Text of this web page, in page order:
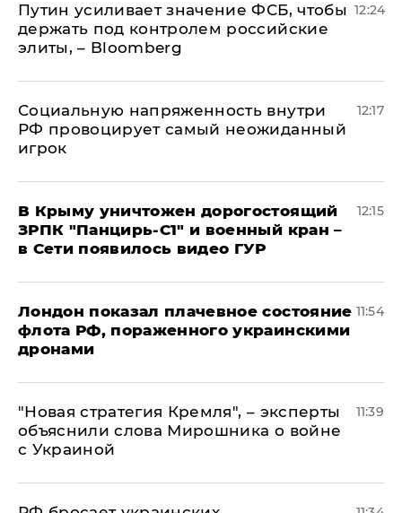
Путин усиливает значение ФСБ, чтобы
держать под контролем российские
элиты, – Bloomberg
12:24
Социальную напряженность внутри
РФ провоцирует самый неожиданный
игрок
12:17
В Крыму уничтожен дорогостоящий
ЗРПК "Панцирь-С1" и военный кран –
в Сети появилось видео ГУР
12:15
Лондон показал плачевное состояние
флота РФ, пораженного украинскими
дронами
11:54
"Новая стратегия Кремля", – эксперты
объяснили слова Мирошника о войне
с Украиной
11:39